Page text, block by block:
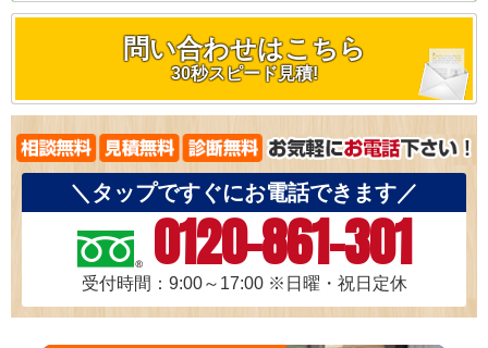
問い合わせはこちら
30秒スピード見積!
＼タップですぐにお電話できます／
0120-861-301
受付時間：9:00～17:00 ※日曜・祝日定休